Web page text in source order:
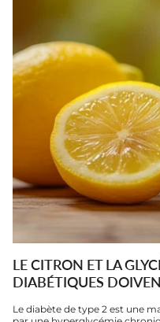
LE CITRON ET LA
DIABÉTIQUES
Le diabète de type 2 est une